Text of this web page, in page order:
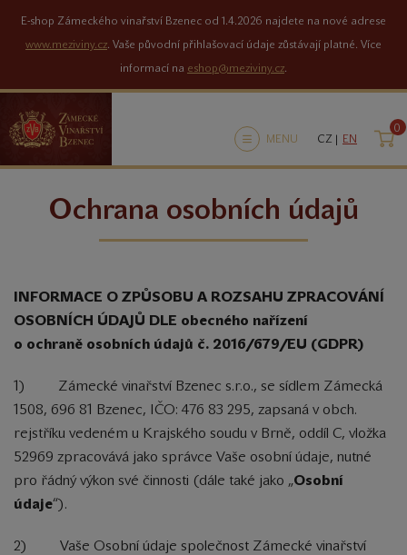
E-shop Zámeckého vinařství Bzenec od 1.4.2026 najdete na nové adrese
www.meziviny.cz. Vaše původní přihlašovací údaje zůstávají platné. Více
informací na eshop@meziviny.cz.
MENU CZ | EN
0
Ochrana osobních údajů
INFORMACE O ZPŮSOBU A ROZSAHU ZPRACOVÁNÍ
OSOBNÍCH ÚDAJŮ DLE obecného nařízení
o ochraně osobních údajů č. 2016/679/EU (GDPR)
1) Zámecké vinařství Bzenec s.r.o., se sídlem Zámecká
1508, 696 81 Bzenec, IČO: 476 83 295, zapsaná v obch.
rejstříku vedeném u Krajského soudu v Brně, oddíl C, vložka
52969 zpracovává jako správce Vaše osobní údaje, nutné
pro řádný výkon své činnosti (dále také jako „Osobní
údaje“).
2) Vaše Osobní údaje společnost Zámecké vinařství